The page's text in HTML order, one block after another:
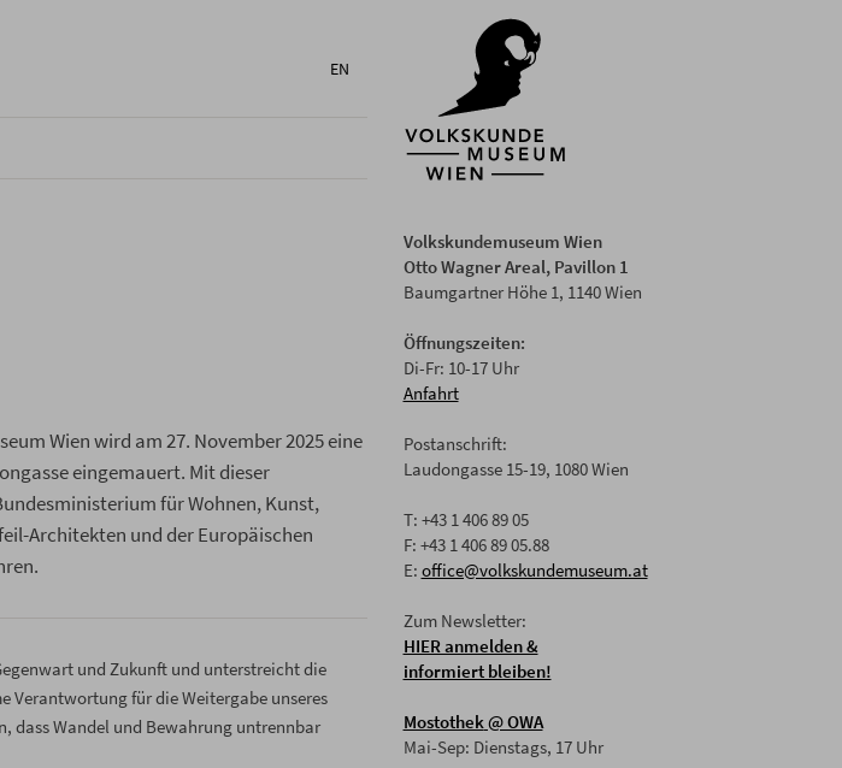
EN
Wien wird am 27. November 2025 eine
eingemauert. Mit dieser
für Wohnen, Kunst,
Architekten und der Europäischen
und Zukunft und unterstreicht die
Verantwortung für die Weitergabe unseres
dass Wandel und Bewahrung untrennbar
Volkskundemuseum Wien
Otto Wagner Areal, Pavillon 1
Baumgartner Höhe 1, 1140 Wien
Öffnungszeiten:
Di-Fr: 10-17 Uhr
Anfahrt
Postanschrift:
Laudongasse 15-19, 1080 Wien
T: +43 1 406 89 05
F: +43 1 406 89 05.88
E: office@volkskundemuseum.at
Zum Newsletter:
HIER anmelden &
informiert bleiben!
Mostothek@ OWA
Mai-Sep: Dienstags, 17 Uhr